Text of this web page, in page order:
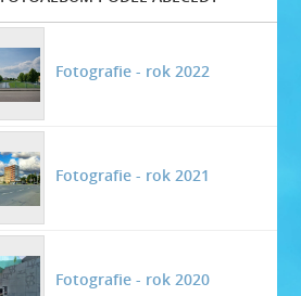
Fotografie - rok 2022
Fotografie - rok 2021
Fotografie - rok 2020